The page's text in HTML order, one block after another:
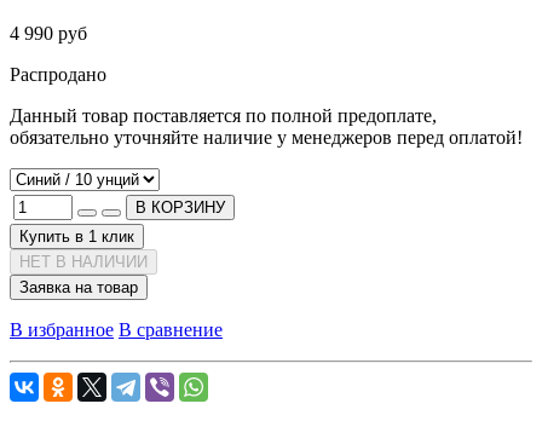
4 990 руб
Распродано
Данный товар поставляется по полной предоплате,
обязательно уточняйте наличие у менеджеров перед оплатой!
В КОРЗИНУ
Купить в 1 клик
НЕТ В НАЛИЧИИ
Заявка на товар
В избранное В сравнение